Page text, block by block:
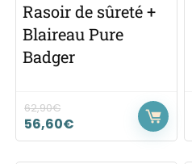
Rasoir de sûreté +
Blaireau Pure
Badger
62,90€
56,60€